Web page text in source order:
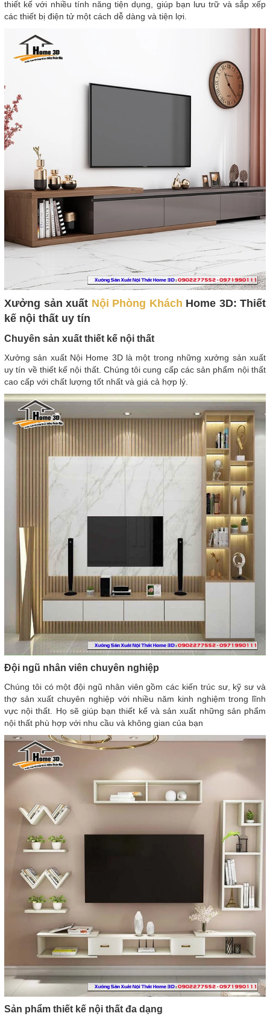
thiết kế với nhiều tính năng tiện dụng, giúp bạn lưu trữ và sắp xếp
các thiết bị điện tử một cách dễ dàng và tiện lợi.
Xưởng sản xuất Nội Phòng Khách Home 3D: Thiết
kế nội thất uy tín
Chuyên sản xuất thiết kế nội thất
Xưởng sản xuất Nội Home 3D là một trong những xưởng sản xuất
uy tín về thiết kế nội thất. Chúng tôi cung cấp các sản phẩm nội thất
cao cấp với chất lượng tốt nhất và giá cả hợp lý.
Đội ngũ nhân viên chuyên nghiệp
Chúng tôi có một đội ngũ nhân viên gồm các kiến trúc sư, kỹ sư và
thợ sản xuất chuyên nghiệp với nhiều năm kinh nghiệm trong lĩnh
vực nội thất. Họ sẽ giúp bạn thiết kế và sản xuất những sản phẩm
nội thất phù hợp với nhu cầu và không gian của bạn
Sản phẩm thiết kế nội thất đa dạng